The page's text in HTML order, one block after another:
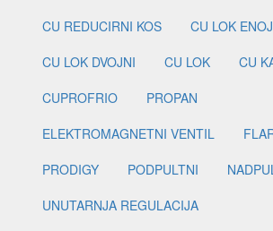
CU REDUCIRNI KOS
CU LOK
CU LOK DVOJNI
CU LOK
CU
CUPROFRIO
PROPAN
ELEKTROMAGNETNI VENTIL
PRODIGY
PODPULTNI
UNUTARNJA REGULACIJA